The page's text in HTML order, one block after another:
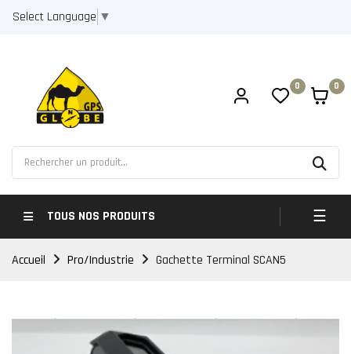
Select Language ▼
0 0
TOUS NOS PRODUITS ☰
Accueil Pro/Industrie Gachette Terminal SCAN5